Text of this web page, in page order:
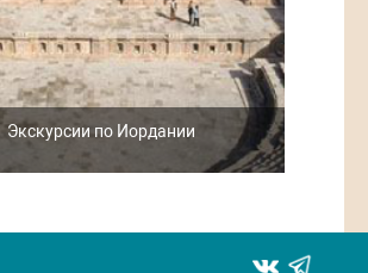
Экскурсии по Иордании